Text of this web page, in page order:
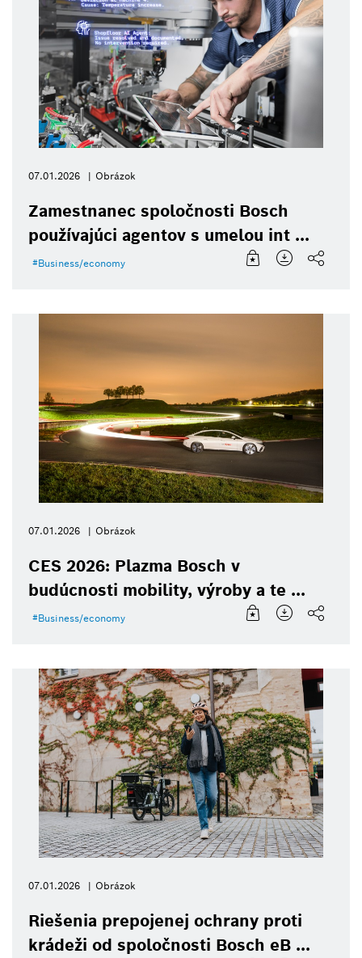
07.01.2026 Obrázok
Zamestnanec spoločnosti Bosch
používajúci agentov s umelou int ...
Business/economy
07.01.2026 Obrázok
CES 2026: Plazma Bosch v
budúcnosti mobility, výroby a te ...
Business/economy
07.01.2026 Obrázok
Riešenia prepojenej ochrany proti
krádeži od spoločnosti Bosch eB ...